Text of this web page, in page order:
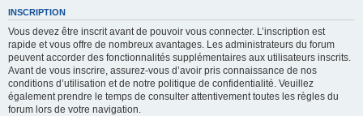
INSCRIPTION
Vous devez être inscrit avant de pouvoir vous connecter. L’inscription est
rapide et vous offre de nombreux avantages. Les administrateurs du forum
peuvent accorder des fonctionnalités supplémentaires aux utilisateurs inscrits.
Avant de vous inscrire, assurez-vous d’avoir pris connaissance de nos
conditions d’utilisation et de notre politique de confidentialité. Veuillez
également prendre le temps de consulter attentivement toutes les règles du
forum lors de votre navigation.